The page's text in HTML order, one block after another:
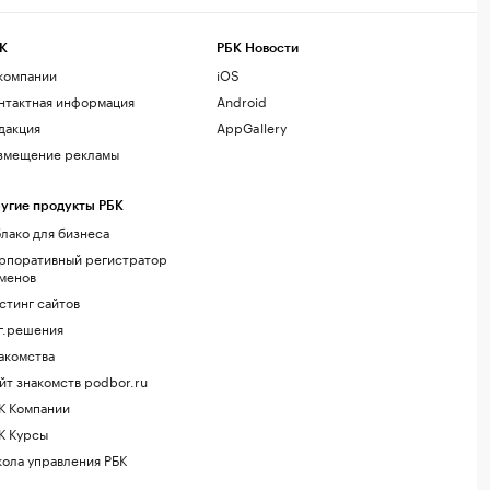
информация
рекламы
продукты РБК
для бизнеса
регистратор
сайтов
знакомств podbor.ru
Компании
Курсы
управления РБК
РБК Новости
iOS
Android
AppGallery